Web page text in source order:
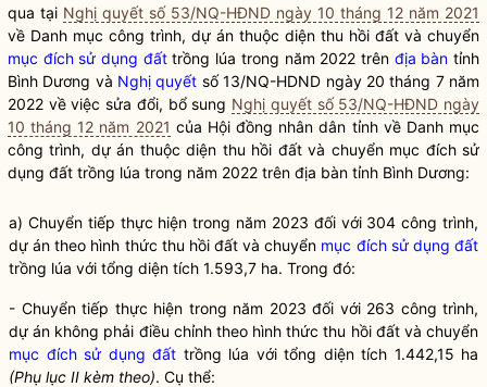
qua tại Nghị quyết số 53/NQ-HĐND ngày 10 tháng 12 năm 2021
về Danh mục công trình, dự án thuộc diện thu hồi đất và chuyển
mục đích sử dụng đấttrồng lúa trong năm 2022 trên địa bàn tỉnh
Bình Dương và Nghị quyết số 13/NQ-HDND ngày 20 tháng 7 năm
2022 về việc sửa đổi, bổ sung Nghị quyết số 53/NQ-HĐND ngày
10 tháng 12 năm 2021 của Hội đồng nhân dân tỉnh về Danh mục
công trình, dự án thuộc diện thu hồi đất và chuyển mục đích sử
dụng đất trồng lúa trong năm 2022 trên địa bàn tỉnh Bình Dương:
a) Chuyển tiếp thực hiện trong năm 2023 đối với 304 công trình,
dự án theo hình thức thu hồi đất và chuyển mục đích sử dụng đất
trồng lúa với tổng diện tích 1.593,7 ha. Trong đó:
- Chuyển tiếp thực hiện trong năm 2023 đối với 263 công trình,
dự án không phải điều chỉnh theo hình thức thu hồi đất và chuyển
mục đích sử dụng đất trồng lúa với tổng diện tích 1.442,15 ha
(Phụ lục II kèm theo). Cụ thể: